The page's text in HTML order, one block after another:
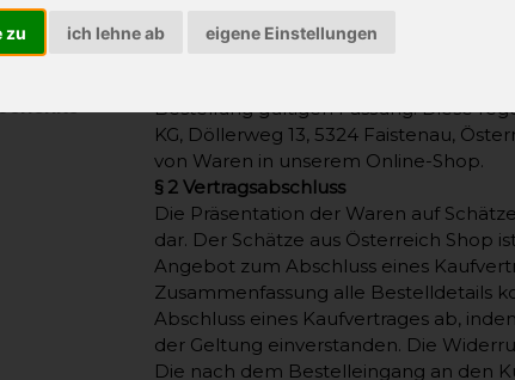
zu ich lehne ab eigene Einstellungen
Bestellung gültigen Fassung. Diese
KG, Döllerweg 13, 5324 Faistenau,
von Waren in unserem Online-Shop.
§ 2 Vertragsabschluss
Die Präsentation der Waren auf
dar. Der Schätze aus Österreich Shop
Angebot zum Abschluss eines
Zusammenfassung alle Bestelldetails
Abschluss eines Kaufvertrages ab,
der Geltung einverstanden. Die
Die nach dem Bestelleingang an den